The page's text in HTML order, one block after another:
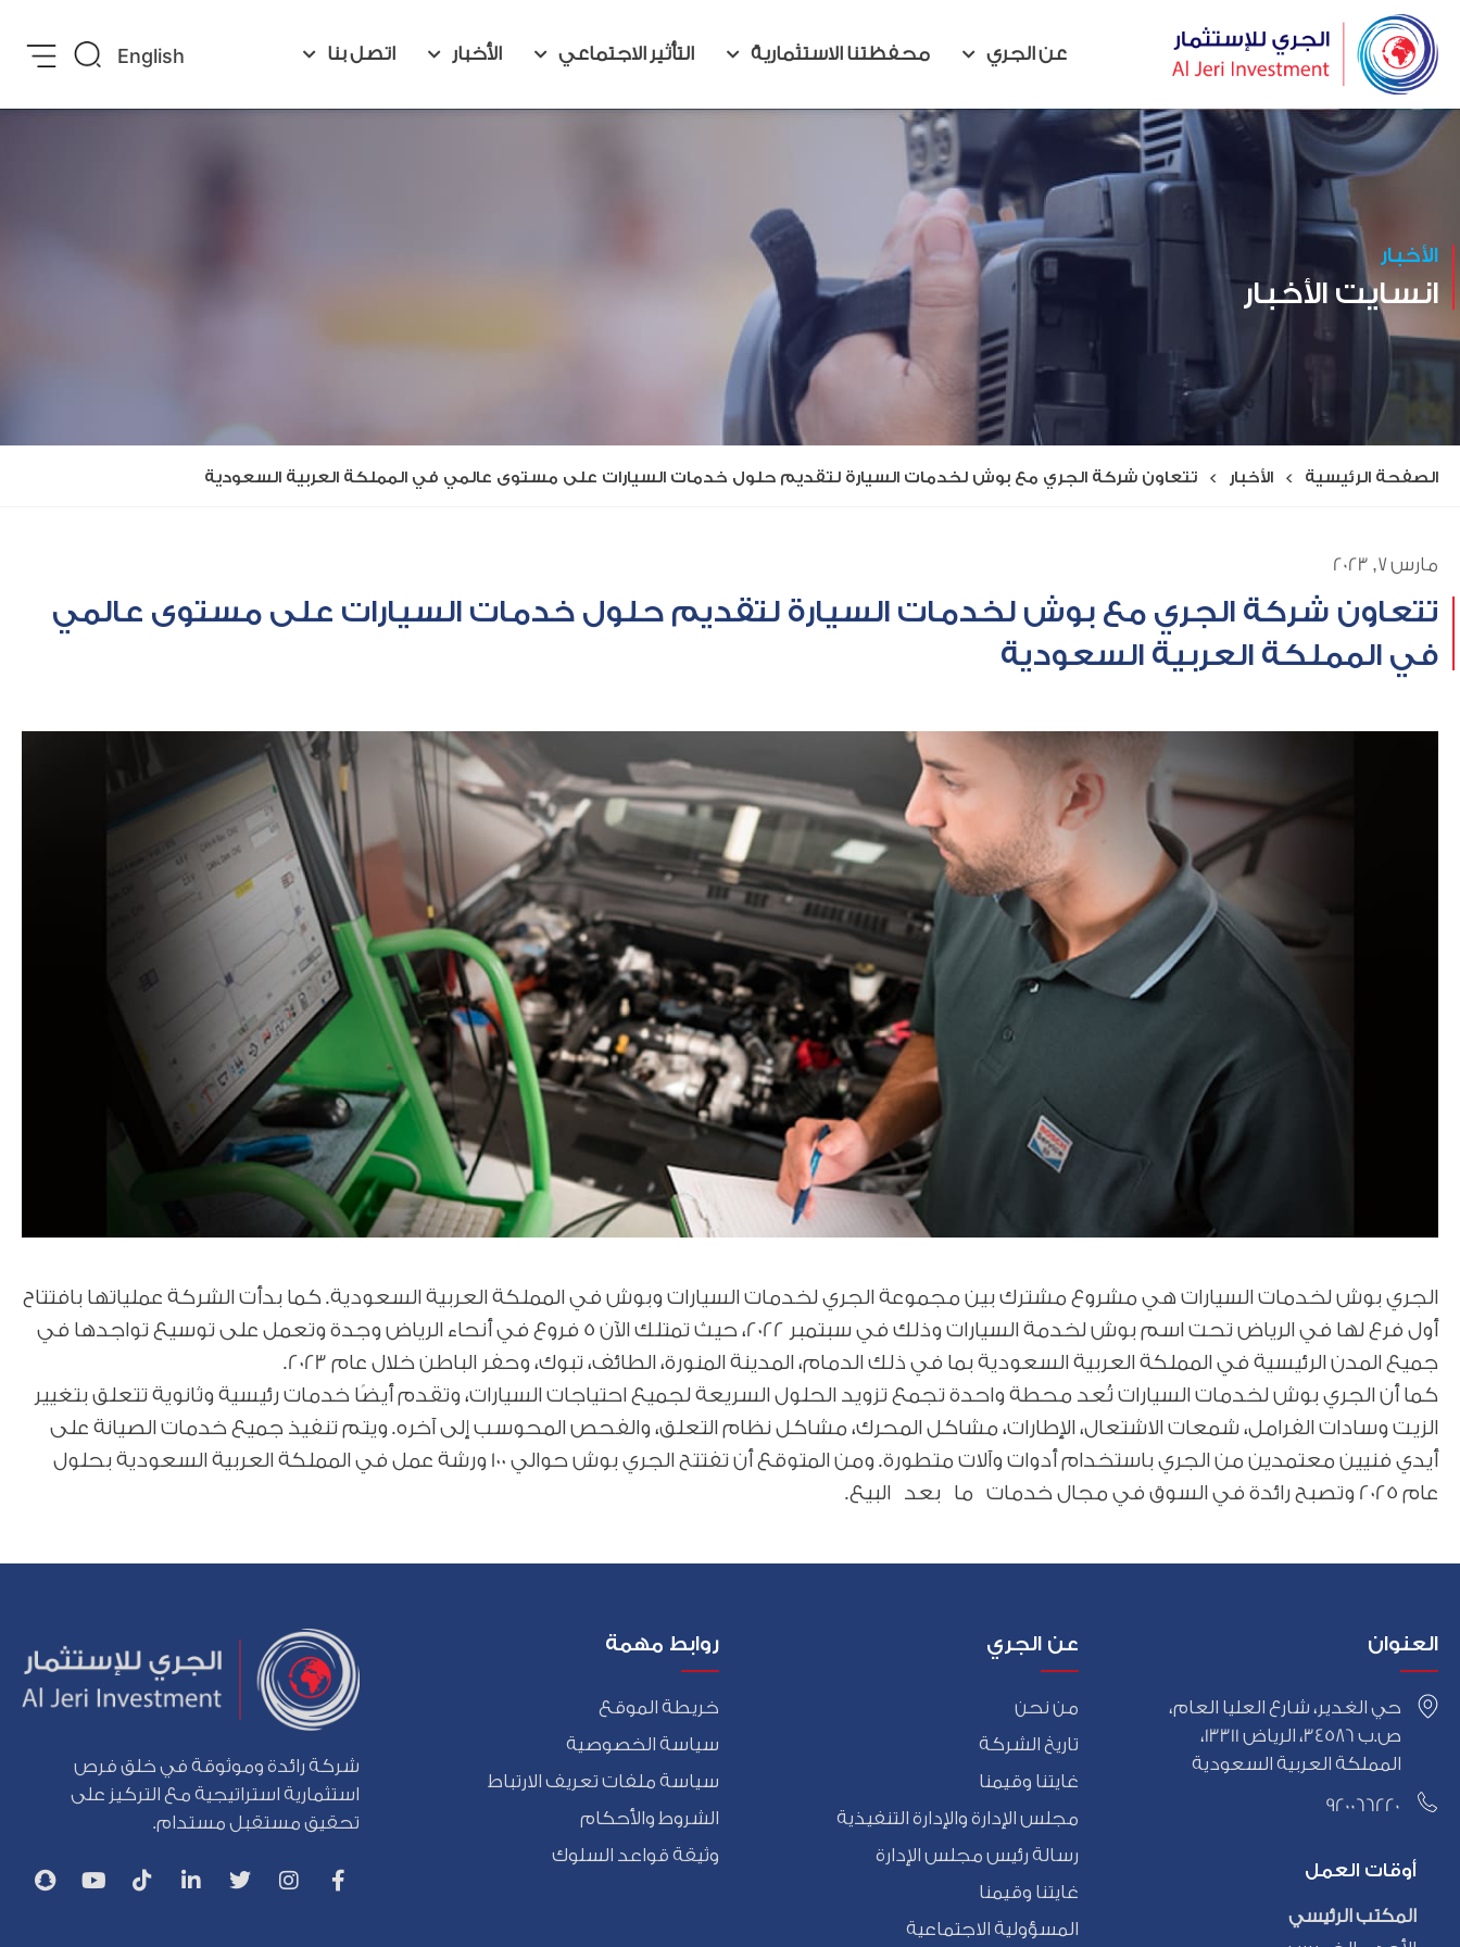
عن الجري محفظتنا الاستثمارية التأثير الاجتماعي الأخبار اتصل بنا English
الأخبار
انسايت الأخبار
الصفحة الرئيسية > الأخبار > تتعاون شركة الجري مع بوش لخدمات السيارة لتقديم حلول خدمات السيارات على مستوى عالمي في المملكة العربية السعودية
مارس 7, 2023
تتعاون شركة الجري مع بوش لخدمات السيارة لتقديم حلول خدمات السيارات على مستوى عالمي
في المملكة العربية السعودية
الجري بوش لخدمات السيارات هي مشروع مشترك بين مجموعة الجري لخدمات السيارات وبوش في المملكة العربية السعودية. كما بدأت الشركة عملياتها بافتتاح
أول فرع لها في الرياض تحت اسم بوش لخدمة السيارات وذلك في سبتمبر 2022، حيث تمتلك الآن 5 فروع في أنحاء الرياض وجدة وتعمل على توسيع تواجدها في
جميع المدن الرئيسية في المملكة العربية السعودية بما في ذلك الدمام، المدينة المنورة، الطائف، تبوك، وحفر الباطن خلال عام 2023.
كما أن الجري بوش لخدمات السيارات تُعد محطة واحدة تجمع تزويد الحلول السريعة لجميع احتياجات السيارات، وتقدم أيضًا خدمات رئيسية وثانوية تتعلق بتغيير
الزيت وسادات الفرامل، شمعات الاشتعال، الإطارات، مشاكل المحرك، مشاكل نظام التعلق، والفحص المحوسب إلى آخره. ويتم تنفيذ جميع خدمات الصيانة على
أيدي فنيين معتمدين من الجري باستخدام أدوات وآلات متطورة. ومن المتوقع أن تفتتح الجري بوش حوالي 100 ورشة عمل في المملكة العربية السعودية بحلول
عام 2025 وتصبح رائدة في السوق في مجال خدمات ما بعد البيع.
العنوان
حي الغدير، شارع العليا العام،
ص.ب 34586، الرياض 13311،
المملكة العربية السعودية
920066220
أوقات العمل
المكتب الرئيسي
عن الجري
من نحن
تاريخ الشركة
غايتنا وقيمنا
مجلس الإدارة والإدارة التنفيذية
رسالة رئيس مجلس الإدارة
غايتنا وقيمنا
المسؤولية الاجتماعية
روابط مهمة
خريطة الموقع
سياسة الخصوصية
سياسة ملفات تعريف الارتباط
الشروط والأحكام
وثيقة قواعد السلوك
شركة رائدة وموثوقة في خلق فرص
استثمارية استراتيجية مع التركيز على
تحقيق مستقبل مستدام.